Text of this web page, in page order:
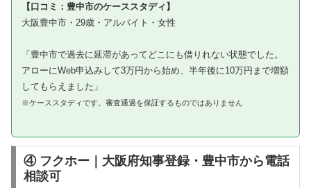
【口コミ：豊中市のケーススタディ】
大阪豊中市・29歳・アルバイト・女性
「豊中市で過去に延滞があってどこにも借りれない状態でした。
アローにWeb申込みして3万円から始め、半年後に10万円まで増額
してもらえました」
※ケーススタディです。審査通過を保証するものではありません
④ フクホー｜大阪府知事登録・豊中市から電話
相談可